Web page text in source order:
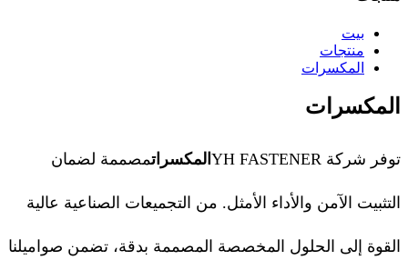
بيت
منتجات
المكسرات
المكسرات
توفر شركة YH FASTENER المكسراتمصممة لضمان
التثبيت الآمن والأداء الأمثل. من التجميعات الصناعية عالية
القوة إلى الحلول المخصصة المصممة بدقة، تضمن صواميلنا